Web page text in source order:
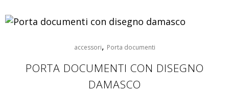
accessori, Porta documenti
PORTA DOCUMENTI CON DISEGNO
DAMASCO